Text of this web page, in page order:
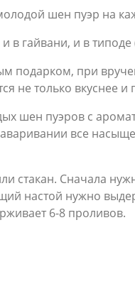
шен пуэр на
в гайвани, и в
подарком, при
не только вкуснее и
шен пуэров с
все
стакан. Сначала
настой нужно
6-8 проливов.